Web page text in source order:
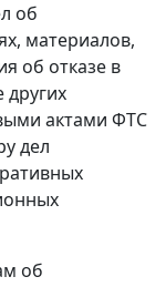
об
материалов,
об отказе в
других
актами ФТС
дел
об